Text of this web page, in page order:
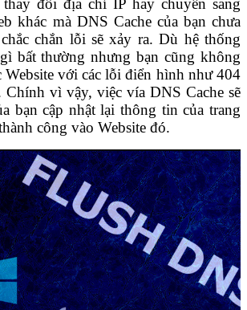
khác mà DNS Cache của bạn chưa
chắn lỗi sẽ xảy ra. Dù hệ thống
bất thường nhưng bạn cũng không
Website với các lỗi điển hình như 404
Chính vì vậy, việc vía DNS Cache sẽ
bạn cập nhật lại thông tin của trang
công vào Website đó.